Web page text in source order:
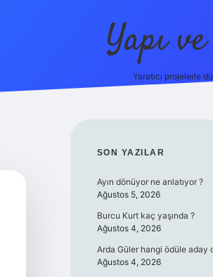
Yapı
Yaratıcı projelerle
SIDEBAR
SON YAZILAR
Ayın dönüyor ne anlatıyor ?
Ağustos 5, 2026
Burcu Kurt kaç yaşında ?
Ağustos 4, 2026
Arda Güler hangi ödüle aday
Ağustos 4, 2026